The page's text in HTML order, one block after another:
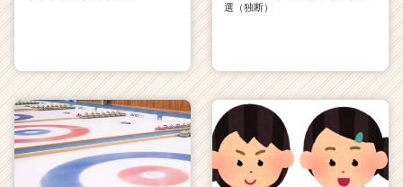
選（独断）